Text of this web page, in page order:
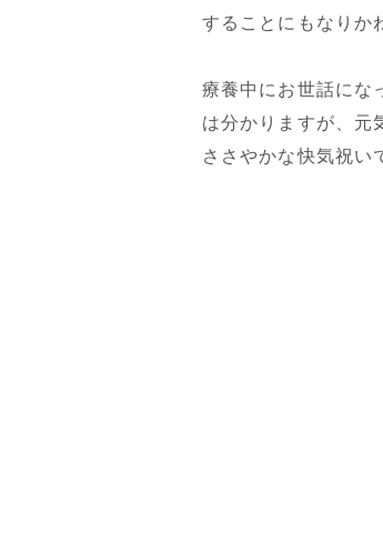
することにもなりか
療養中にお世話にな
は分かりますが、元
ささやかな快気祝い